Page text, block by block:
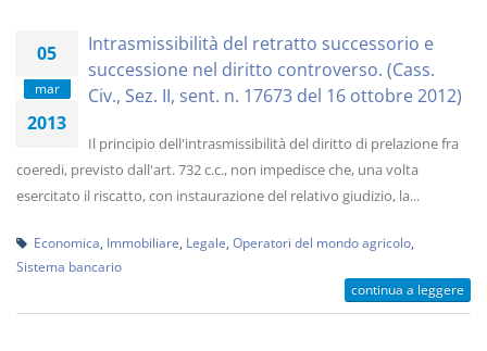
05
mar
2013
Intrasmissibilità del retratto successorio e
successione nel diritto controverso. (Cass.
Civ., Sez. II, sent. n. 17673 del 16 ottobre 2012)
Il principio dell'intrasmissibilità del diritto di prelazione fra
coeredi, previsto dall'art. 732 c.c., non impedisce che, una volta
esercitato il riscatto, con instaurazione del relativo giudizio, la...
Economica Immobiliare Legale Operatori del mondo agricolo
Sistema bancario
continua a leggere